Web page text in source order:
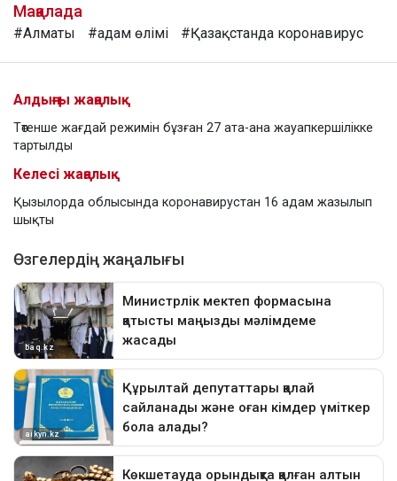
Мақалада
#Алматы #адам өлімі #Қазақстанда коронавирус
Алдыңғы жаңалық
Төтенше жағдай режимін бұзған 27 ата-ана жауапкершілікке
тартылды
Келесі жаңалық
Қызылорда облысында коронавирустан 16 адам жазылып
шықты